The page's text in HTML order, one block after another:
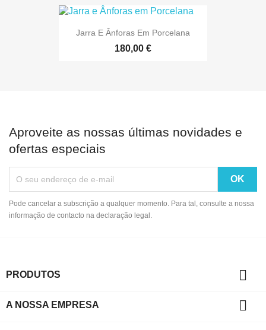
Jarra E Ânforas Em Porcelana
180,00 €
Aproveite as nossas últimas novidades e
ofertas especiais
Pode cancelar a subscrição a qualquer momento. Para tal, consulte a nossa
informação de contacto na declaração legal.
PRODUTOS 
A NOSSA EMPRESA 